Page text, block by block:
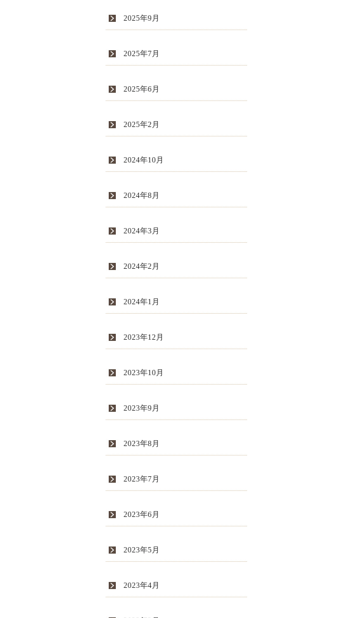
2025年9月
2025年7月
2025年6月
2025年2月
2024年10月
2024年8月
2024年3月
2024年2月
2024年1月
2023年12月
2023年10月
2023年9月
2023年8月
2023年7月
2023年6月
2023年5月
2023年4月